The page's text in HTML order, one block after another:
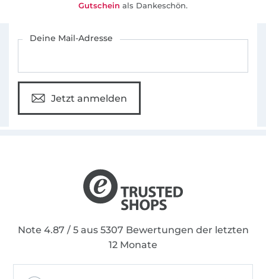
Gutschein als Dankeschön.
Deine Mail-Adresse
Jetzt anmelden
Note 4.87 / 5 aus 5307 Bewertungen der letzten
12 Monate